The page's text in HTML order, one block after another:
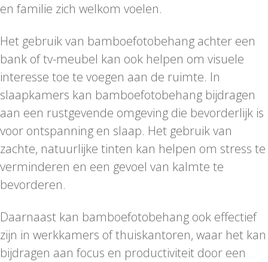
en familie zich welkom voelen.
Het gebruik van bamboefotobehang achter een
bank of tv-meubel kan ook helpen om visuele
interesse toe te voegen aan de ruimte. In
slaapkamers kan bamboefotobehang bijdragen
aan een rustgevende omgeving die bevorderlijk is
voor ontspanning en slaap. Het gebruik van
zachte, natuurlijke tinten kan helpen om stress te
verminderen en een gevoel van kalmte te
bevorderen.
Daarnaast kan bamboefotobehang ook effectief
zijn in werkkamers of thuiskantoren, waar het kan
bijdragen aan focus en productiviteit door een